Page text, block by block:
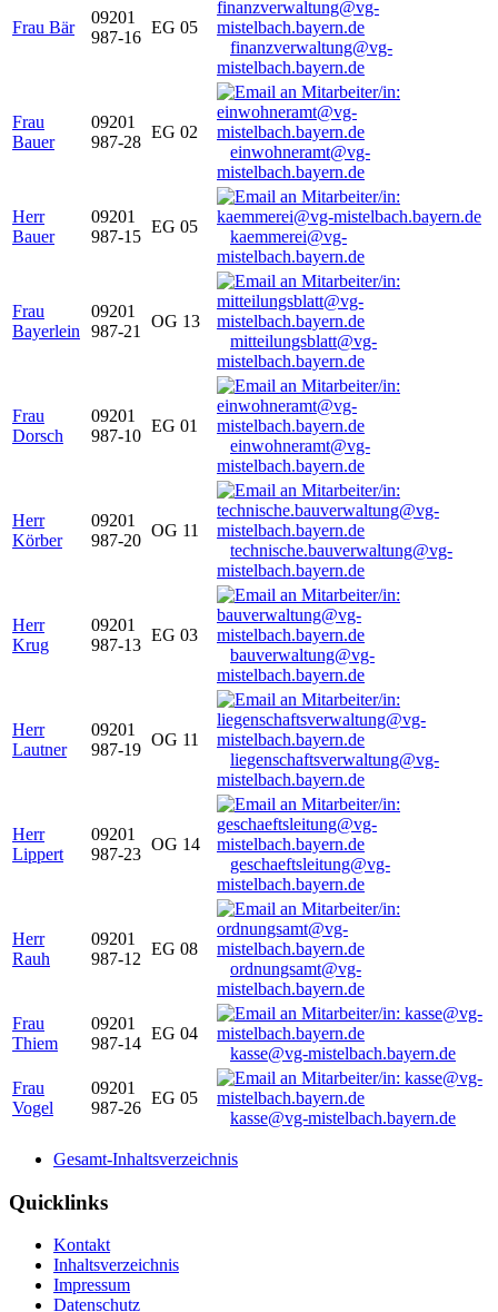
Frau Bär
09201
987-16
EG 05
finanzverwaltung@vg-
mistelbach.bayern.de
Frau
Bauer
09201
987-28
EG 02
einwohneramt@vg-
mistelbach.bayern.de
Herr
Bauer
09201
987-15
EG 05
kaemmerei@vg-
mistelbach.bayern.de
Frau
Bayerlein
09201
987-21
OG 13
mitteilungsblatt@vg-
mistelbach.bayern.de
Frau
Dorsch
09201
987-10
EG 01
einwohneramt@vg-
mistelbach.bayern.de
Herr
Körber
09201
987-20
OG 11
technische.bauverwaltung@vg-
mistelbach.bayern.de
Herr
Krug
09201
987-13
EG 03
bauverwaltung@vg-
mistelbach.bayern.de
Herr
Lautner
09201
987-19
OG 11
liegenschaftsverwaltung@vg-
mistelbach.bayern.de
Herr
Lippert
09201
987-23
OG 14
geschaeftsleitung@vg-
mistelbach.bayern.de
Herr
Rauh
09201
987-12
EG 08
ordnungsamt@vg-
mistelbach.bayern.de
Frau
Thiem
09201
987-14
EG 04
kasse@vg-mistelbach.bayern.de
Frau
Vogel
09201
987-26
EG 05
kasse@vg-mistelbach.bayern.de
Gesamt-Inhaltsverzeichnis
Quicklinks
Kontakt
Inhaltsverzeichnis
Impressum
Datenschutz